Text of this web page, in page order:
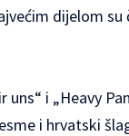
dijelom
uns“ i „Heavy
i hrvatski